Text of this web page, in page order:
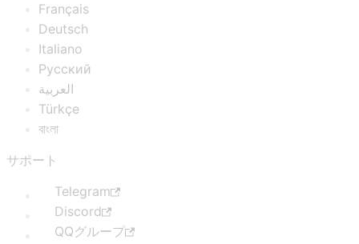
Français
Deutsch
Italiano
Русский
العربية
Türkçe
বাংলা
サポート
Telegram
Discord
QQグループ